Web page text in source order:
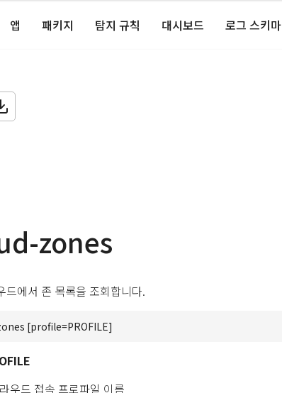
앱 패키지 탐지 규칙 대시보드 로그 스키마
zones
드에서 존 목록을 조회합니다.
[profile=PROFILE]
우드 접속 프로파일 이름